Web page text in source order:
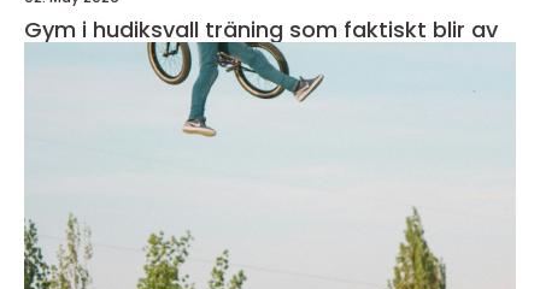
Gym i hudiksvall träning som faktiskt blir av